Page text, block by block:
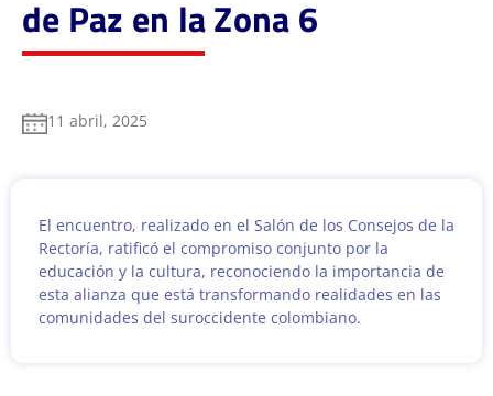
de Paz en la Zona 6
11 abril, 2025
El encuentro, realizado en el Salón de los Consejos de la
Rectoría, ratificó el compromiso conjunto por la
educación y la cultura, reconociendo la importancia de
esta alianza que está transformando realidades en las
comunidades del suroccidente colombiano.